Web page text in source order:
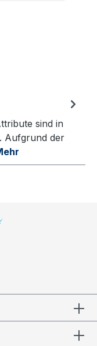
sind in
Aufgrund der